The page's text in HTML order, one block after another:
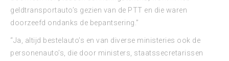
geldtransportauto’s gezien van de PTT en die waren
doorzeefd ondanks de bepantsering.”
“Ja, altijd bestelauto’s en van diverse ministeries ook de
personenauto’s, die door ministers, staatssecretarissen